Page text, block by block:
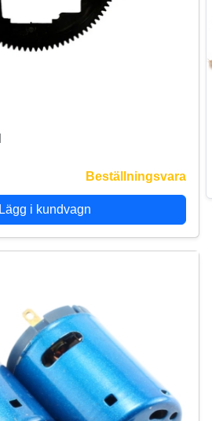
Beställningsvara
Lägg i kundvagn